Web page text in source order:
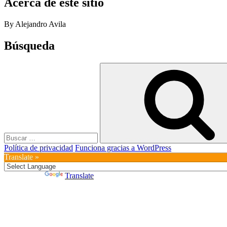
By Alejandro Avila
Búsqueda
Política de privacidad Funciona gracias a WordPress
Translate »
Translate